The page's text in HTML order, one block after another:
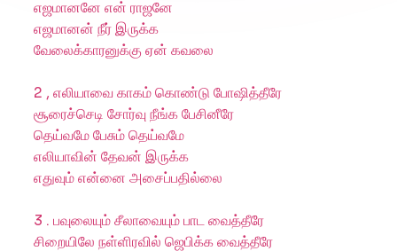
எஜமானனே என் ராஜனே
எஜமானன் நீர் இருக்க
வேலைக்காரனுக்கு ஏன் கவலை
2 , எலியாவை காகம் கொண்டு போஷித்தீரே
சூரைச்செடி சோர்வு நீங்க பேசினீரே
தெய்வமே பேசும் தெய்வமே
எலியாவின் தேவன் இருக்க
எதுவும் என்னை அசைப்பதில்லை
3 . பவுலையும் சீலாவையும் பாட வைத்தீரே
சிறையிலே நள்ளிரவில் ஜெபிக்க வைத்தீரே